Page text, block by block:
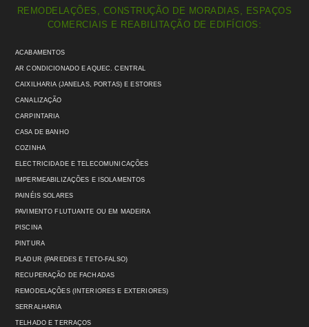
REMODELAÇÕES, CONSTRUÇÃO DE MORADIAS, ESPAÇOS
COMERCIAIS E REABILITAÇÃO DE EDIFÍCIOS:
ACABAMENTOS
AR CONDICIONADO E AQUEC. CENTRAL
CAIXILHARIA (JANELAS, PORTAS) E ESTORES
CANALIZAÇÃO
CARPINTARIA
CASA DE BANHO
COZINHA
ELECTRICIDADE E TELECOMUNICAÇÕES
IMPERMEABILIZAÇÕES E ISOLAMENTOS
PAINÉIS SOLARES
PAVIMENTO FLUTUANTE OU EM MADEIRA
PISCINA
PINTURA
PLADUR (PAREDES E TETO-FALSO)
RECUPERAÇÃO DE FACHADAS
REMODELAÇÕES (INTERIORES E EXTERIORES)
SERRALHARIA
TELHADO E TERRAÇOS